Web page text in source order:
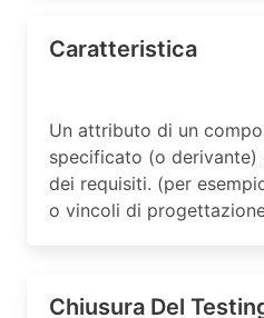
Caratteristica
Un attributo di un
specificato (o derivante)
dei requisiti. (per
o vincoli di
Chiusura Del